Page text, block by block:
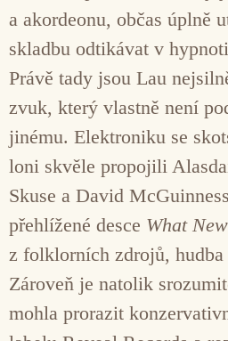
a akordeonu, občas úplně
skladbu odtikávat v
Právě tady jsou Lau
zvuk, který vlastně není
jinému. Elektroniku se
loni skvěle propojili
Skuse a David
přehlížené desce What
z folklorních zdrojů,
Zároveň je natolik
mohla prorazit